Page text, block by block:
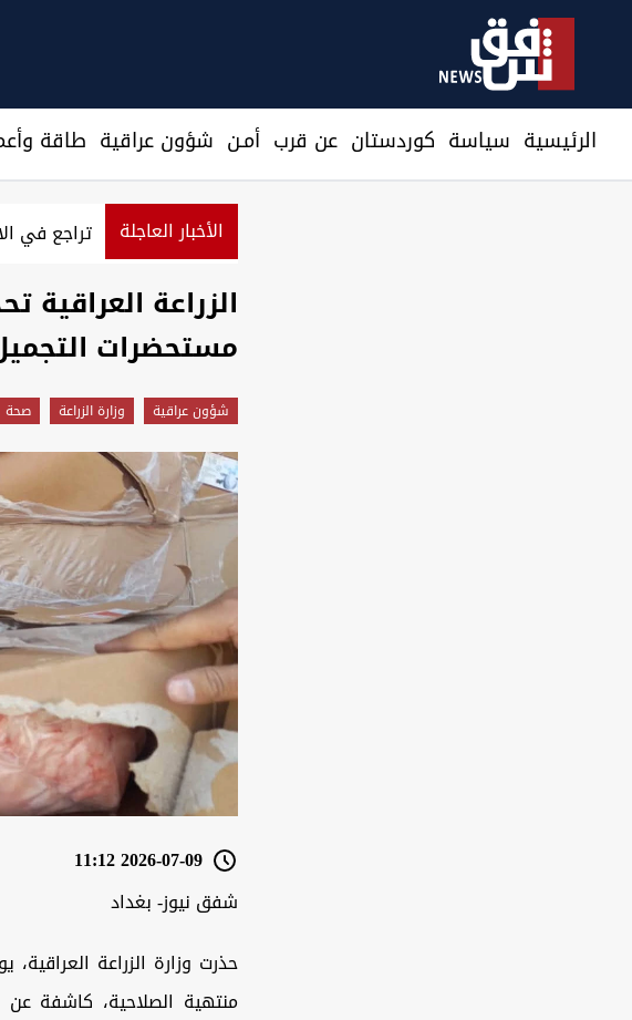
الرئيسية سیاسة كوردستان عن قرب أمـن شؤون عراقية طاقة
الأخبار العاجلة تراجع في
الزراعة
مستحضرات
شؤون عراقية وزارة الزراعة صحة
2026-07-09 11:12
شفق نيوز- بغداد
حذرت وزارة الزراعة
منتهية الصلاحية، كاشفة